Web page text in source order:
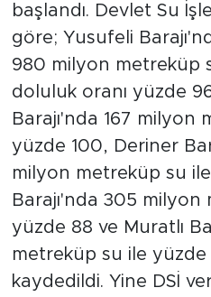
başlandı. Devlet Su
göre; Yusufeli
980 milyon metreküp
doluluk oranı yüzde
Barajı'nda 167 milyon
yüzde 100, Deriner
milyon metreküp su
Barajı'nda 305 milyon
yüzde 88 ve Muratlı
metreküp su ile
kaydedildi. Yine DSİ